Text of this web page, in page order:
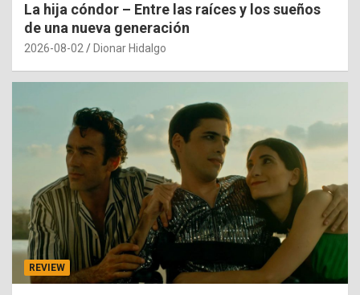
La hija cóndor – Entre las raíces y los sueños
de una nueva generación
2026-08-02 Dionar Hidalgo
REVIEW